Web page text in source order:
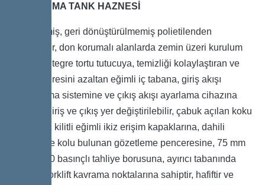
DEPOLAMA TANK HAZNESİ
İşlenmemiş, geri dönüştürülmemiş polietilenden
üretilmiştir, don korumalı alanlarda zemin üzeri kurulum
içindir, entegre tortu tutucuya, temizliği kolaylaştıran ve
tahliye süresini azaltan eğimli iç tabana, giriş akışı
yavaşlatma sistemine ve çıkış akışı ayarlama cihazına
sahiptir, giriş ve çıkış yer değiştirilebilir, çabuk açılan koku
sızdırmaz kilitli eğimli ikiz erişim kapaklarına, dahili
temizleme kolu bulunan gözetleme penceresine, 75 mm
OD PN 10 basınçlı tahliye borusuna, ayırıcı tabanında
entegre forklift kavrama noktalarına sahiptir, hafiftir ve